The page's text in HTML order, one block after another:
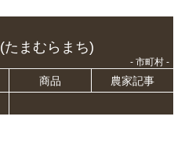
(たまむらまち)
- 市町村 -
商品
農家記事